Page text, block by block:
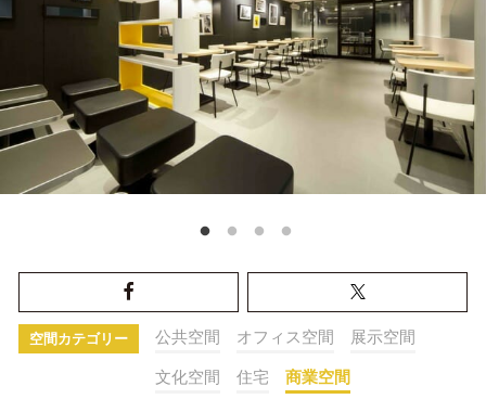
空間カテゴリー 公共空間 オフィス空間 展示空間
文化空間 住宅 商業空間